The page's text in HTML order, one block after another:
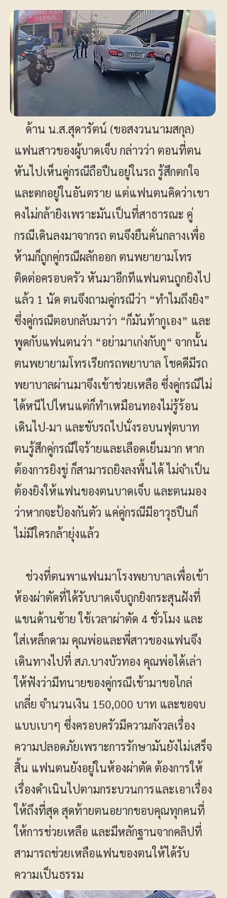
ด้าน น.ส.สุดารัตน์ (ขอสงวนนามสกุล)
แฟนสาวของผู้บาดเจ็บ กล่าวว่า ตอนที่ตน
หันไปเห็นคู่กรณีถือปืนอยู่ในรถ รู้สึกตกใจ
และตกอยู่ในอันตราย แต่แฟนตนคิดว่าเขา
คงไม่กล้ายิงเพราะมันเป็นที่สาธารณะ คู่
กรณีเดินลงมาจากรถ ตนจึงยืนคั่นกลางเพื่อ
ห้ามก็ถูกคู่กรณีผลักออก ตนพยายามโทร
ติดต่อครอบครัว หันมาอีกทีแฟนตนถูกยิงไป
แล้ว 1 นัด ตนจึงถามคู่กรณีว่า “ทำไมถึงยิง”
ซึ่งคู่กรณีตอบกลับมาว่า “ก็มันท้ากูเอง” และ
พูดกับแฟนตนว่า “อย่ามาเก่งกับกู“ จากนั้น
ตนพยายามโทรเรียกรถพยาบาล โชคดีมีรถ
พยาบาลผ่านมาจึงเข้าช่วยเหลือ ซึ่งคู่กรณีไม่
ได้หนีไปไหนแต่ก็ทำเหมือนทองไม่รู้ร้อน
เดินไป-มา และขับรถไปนั่งรอบนฟุตบาท
ตนรู้สึกคู่กรณีใจร้ายและเลือดเย็นมาก หาก
ต้องการยิงขู่ ก็สามารถยิงลงพื้นได้ ไม่จำเป็น
ต้องยิงให้แฟนของตนบาดเจ็บ และตนมอง
ว่าหากจะป้องกันตัว แค่คู่กรณีมีอาวุธปืนก็
ไม่มีใครกล้ายุ่งแล้ว
ช่วงที่ตนพาแฟนมาโรงพยาบาลเพื่อเข้า
ห้องผ่าตัดที่ได้รับบาดเจ็บถูกยิงกระสุนฝังที่
แขนด้านซ้าย ใช้เวลาผ่าตัด 4 ชั่วโมง และ
ใส่เหล็กดาม คุณพ่อและพี่สาวของแฟนจึง
เดินทางไปที่ สภ.บางบัวทอง คุณพ่อได้เล่า
ให้ฟังว่ามีทนายของคู่กรณีเข้ามาขอไกล่
เกลี่ย จำนวนเงิน 150,000 บาท และขอจบ
แบบเบาๆ ซึ่งครอบครัวมีความกังวลเรื่อง
ความปลอดภัยเพราะการรักษามันยังไม่เสร็จ
สิ้น แฟนตนยังอยู่ในห้องผ่าตัด ต้องการให้
เรื่องดำเนินไปตามกระบวนการและเอาเรื่อง
ให้ถึงที่สุด สุดท้ายตนอยากขอบคุณทุกคนที่
ให้การช่วยเหลือ และมีหลักฐานจากคลิปที่
สามารถช่วยเหลือแฟนของตนให้ได้รับ
ความเป็นธรรม